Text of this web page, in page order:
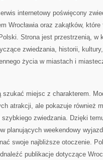
internetowy poświęcony
Wrocławia oraz zakątków,
Strona jest przestrzenią, w
zwiedzania, historii,
życia w miastach i
miejsc z charakterem.
atrakcji, ale pokazuje również
zwiedzania. Dzięki
planujących weekendowy
swoje najbliższe otoczenie.
publikacje dotyczące